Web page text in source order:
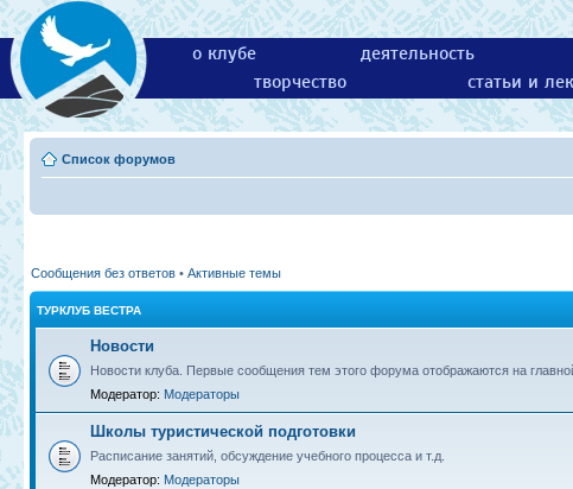
о клубе деятельность
творчество
статьи и
Список форумов
Сообщения без ответов • Активные темы
ТУРКЛУБ ВЕСТРА
Новости
Новости клуба. Первые сообщения тем этого форума отображаются на
Модератор: Модераторы
Школы туристической подготовки
Расписание занятий, обсуждение учебного процесса и т.д.
Модератор: Модераторы